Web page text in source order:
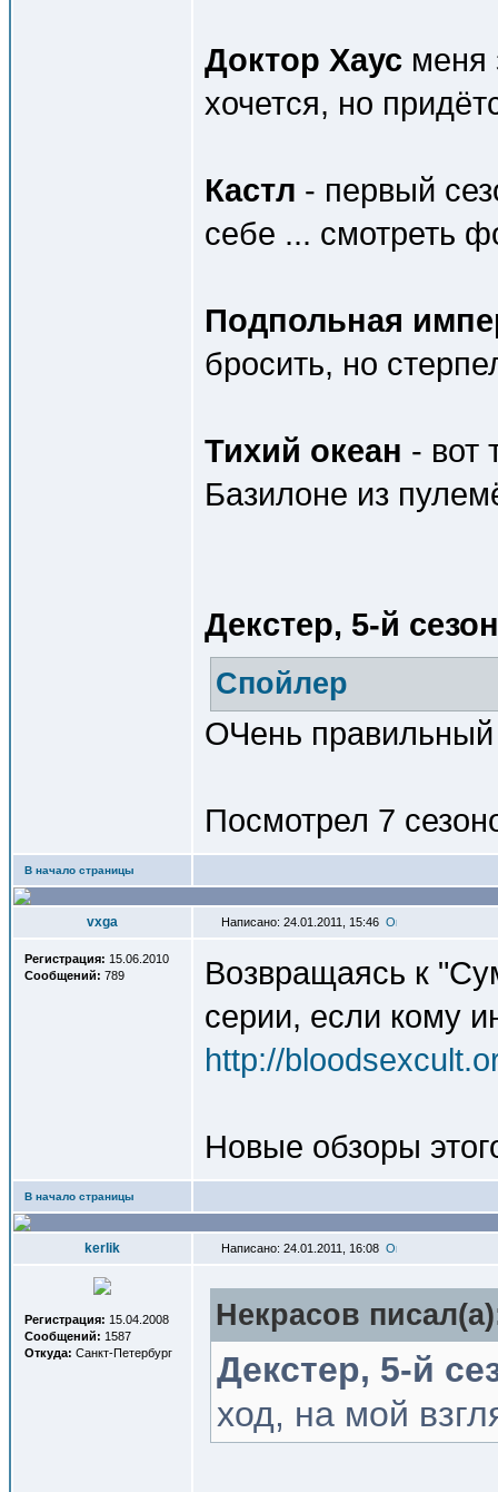
Доктор Хаус меня
хочется, но
Кастл - первый
себе ... смотреть
Подпольная
бросить, но
Тихий океан - вот
Базилоне из
Декстер, 5-й сезон
Спойлер
ОЧень правильный
Посмотрел 7
В начало страницы
vxga Написано: 24.01.2011, 15:46
Регистрация: 15.06.2010
Сообщений: 789
Возвращаясь к
серии, если кому
http://
Новые обзоры
В начало страницы
kerlik Написано: 24.01.2011, 16:08
Регистрация: 15.04.2008
Сообщений: 1587
Откуда: Санкт-Петербург
Некрасов
Декстер, 5-й
ход, на мой